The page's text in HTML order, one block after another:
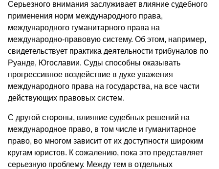
Серьезного внимания заслуживает влияние судебного
применения норм международного права,
международного гуманитарного права на
международно-правовую систему. Об этом, например,
свидетельствует практика деятельности трибуналов по
Руанде, Югославии. Суды способны оказывать
прогрессивное воздействие в духе уважения
международного права на государства, на все части
действующих правовых систем.
С другой стороны, влияние судебных решений на
международное право, в том числе и гуманитарное
право, во многом зависит от их доступности широким
кругам юристов. К сожалению, пока это представляет
серьезную проблему. Между тем в отдельных